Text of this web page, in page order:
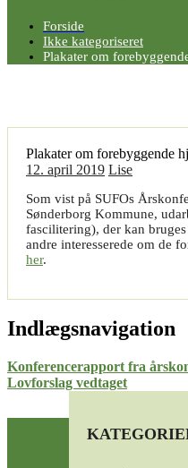
Forside
Ikke kategoriseret
Plakater om
Plakater om forebyggende
12. april 2019 Lise
Som vist på SUFOs
Sønderborg Kommune,
fascilitering), der kan
andre interesserede om de
her.
Indlægsnavigation
Konferencerapport fra
Lovforslag vedtaget